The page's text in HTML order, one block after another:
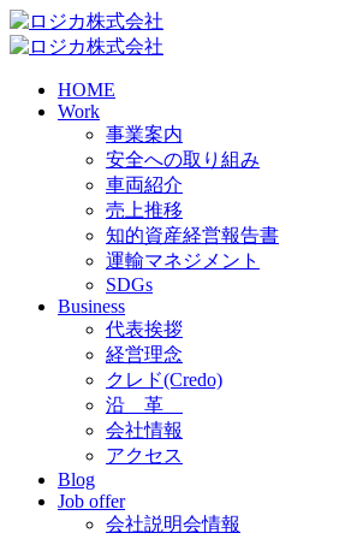
HOME
Work
事業案内
安全への取り組み
車両紹介
売上推移
知的資産経営報告書
運輸マネジメント
SDGs
Business
代表挨拶
経営理念
クレド(Credo)
沿 革
会社情報
アクセス
Blog
Job offer
会社説明会情報